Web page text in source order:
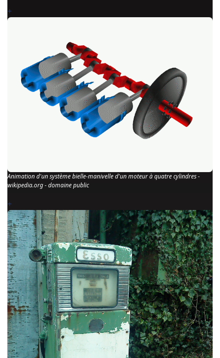
+
Animation d'un système bielle-manivelle d'un moteur à quatre cylindres -
wikipedia.org - domaine public
+